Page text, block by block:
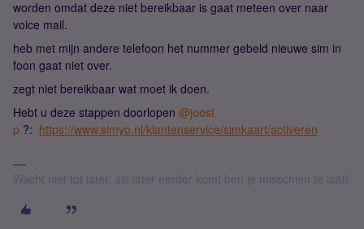
worden omdat deze niet bereikbaar is gaat meteen over naar
voice mail.
heb met mijn andere telefoon het nummer gebeld nieuwe sim in
foon gaat niet over.
zegt niet bereikbaar wat moet ik doen.
Hebt u deze stappen doorlopen @joost
p ?: https://www.simyo.nl/klantenservice/simkaart/activeren
Wacht niet tot later, als later eerder komt ben je misschien te laat!